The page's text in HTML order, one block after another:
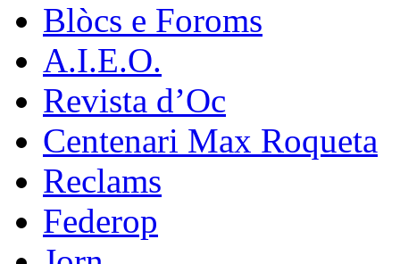
Blòcs e Foroms
A.I.E.O.
Revista d’Oc
Centenari Max Roqueta
Reclams
Federop